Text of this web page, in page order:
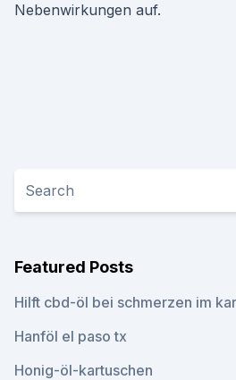
Nebenwirkungen auf.
Featured Posts
Hilft cbd-öl bei schmerzen im
Hanföl el paso tx
Honig-öl-kartuschen